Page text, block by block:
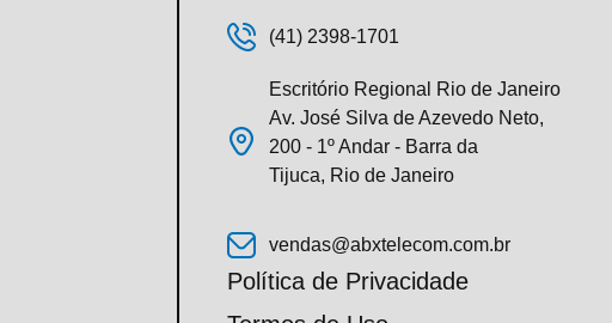
(41) 2398-1701
Escritório Regional Rio de Janeiro
Av. José Silva de Azevedo Neto,
200 - 1º Andar - Barra da
Tijuca, Rio de Janeiro
vendas@abxtelecom.com.br
Política de Privacidade